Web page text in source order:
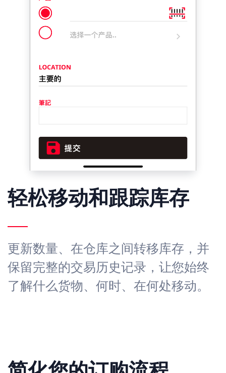
轻松移动和跟踪库存
更新数量、在仓库之间转移库存，并
保留完整的交易历史记录，让您始终
了解什么货物、何时、在何处移动。